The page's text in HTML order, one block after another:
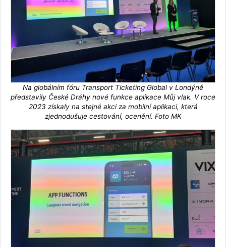
Na globálním fóru Transport Ticketing Global v Londýně
představily České Dráhy nové funkce aplikace Můj vlak. V roce
2023 získaly na stejné akci za mobilní aplikaci, která
zjednodušuje cestování, ocenění. Foto MK